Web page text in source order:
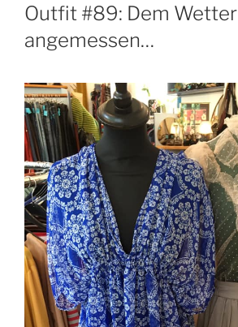
Outfit #89: Dem Wetter
angemessen…